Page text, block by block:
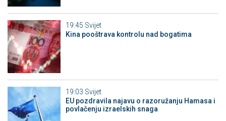
19:45 Svijet
Kina pooštrava kontrolu nad bogatima
19:03 Svijet
EU pozdravila najavu o razoružanju Hamasa i
povlačenju izraelskih snaga